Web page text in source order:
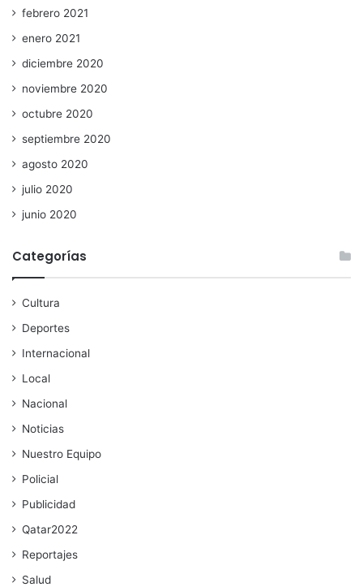
febrero 2021
enero 2021
diciembre 2020
noviembre 2020
octubre 2020
septiembre 2020
agosto 2020
julio 2020
junio 2020
Categorías
Cultura
Deportes
Internacional
Local
Nacional
Noticias
Nuestro Equipo
Policial
Publicidad
Qatar2022
Reportajes
Salud